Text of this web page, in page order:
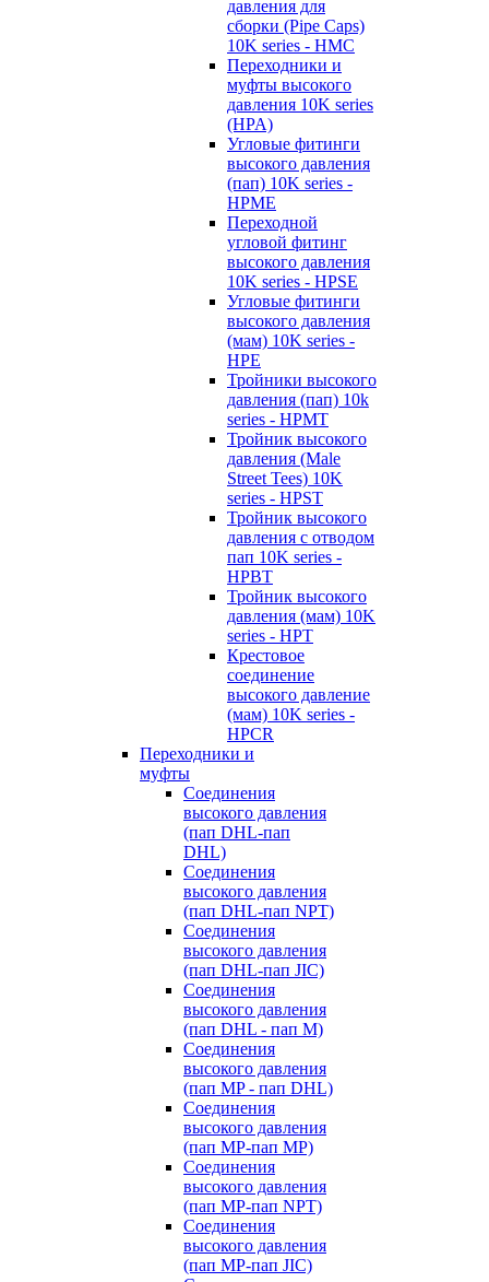
давления для
сборки (Pipe Caps)
10K series - HMC
Переходники и
муфты высокого
давления 10K series
(HPA)
Угловые фитинги
высокого давления
(пап) 10K series -
HPME
Переходной
угловой фитинг
высокого давления
10K series - HPSE
Угловые фитинги
высокого давления
(мам) 10K series -
HPE
Тройники высокого
давления (пап) 10k
series - HPMT
Тройник высокого
давления (Male
Street Tees) 10K
series - HPST
Тройник высокого
давления с отводом
пап 10K series -
HPBT
Тройник высокого
давления (мам) 10K
series - HPT
Крестовое
соединение
высокого давление
(мам) 10K series -
HPCR
Переходники и
муфты
Cоединения
высокого давления
(пап DHL-пап
DHL)
Соединения
высокого давления
(пап DHL-пап NPT)
Соединения
высокого давления
(пап DHL-пап JIC)
Cоединения
высокого давления
(пап DHL - пап M)
Cоединения
высокого давления
(пап MP - пап DHL)
Соединения
высокого давления
(пап MP-пап MP)
Соединения
высокого давления
(пап MP-пап NPT)
Соединения
высокого давления
(пап MP-пап JIC)